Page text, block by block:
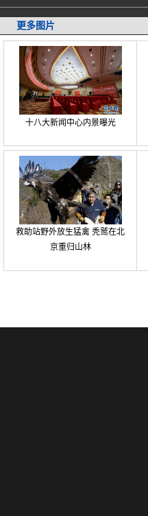
更多图片
十八大新闻中心内景曝光
救助站野外放生猛禽 秃鹫在北
京重归山林